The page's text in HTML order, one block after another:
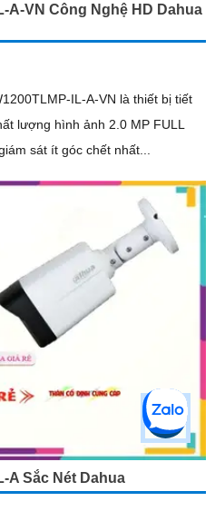
A-VN Công Nghệ HD Dahua
IL-A-VN là thiết bị tiết
lượng hình ảnh 2.0 MP FULL
giám sát ít góc chết nhất...
A Sắc Nét Dahua